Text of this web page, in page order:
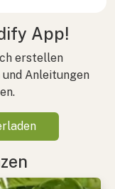
App!
erstellen
Anleitungen